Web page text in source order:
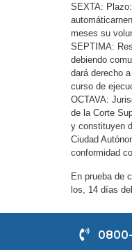
SEXTA:
meses su
SEPTIMA:
debiendo
dará derecho
curso de
OCTAVA:
de la Corte
y constituyen
Ciudad
conformidad
En prueba de
los, 14 días